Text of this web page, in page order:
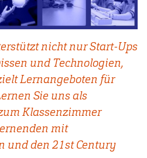
nicht nur Start-Ups
und Technologien,
Lernangeboten für
Sie uns als
Klassenzimmer
mit
und den 21st Century